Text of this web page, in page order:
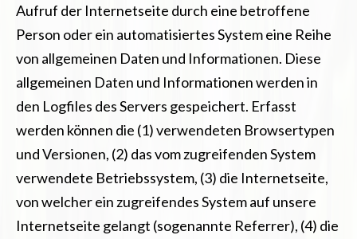
Aufruf der Internetseite durch eine betroffene
Person oder ein automatisiertes System eine Reihe
von allgemeinen Daten und Informationen. Diese
allgemeinen Daten und Informationen werden in
den Logfiles des Servers gespeichert. Erfasst
werden können die (1) verwendeten Browsertypen
und Versionen, (2) das vom zugreifenden System
verwendete Betriebssystem, (3) die Internetseite,
von welcher ein zugreifendes System auf unsere
Internetseite gelangt (sogenannte Referrer), (4) die